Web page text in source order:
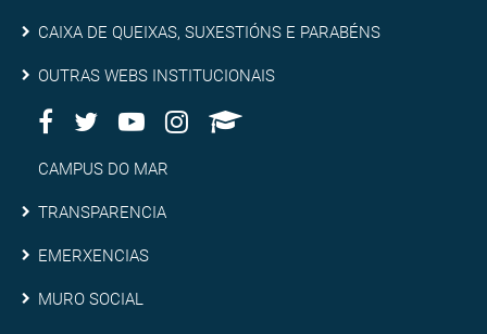
Caixa
de
queixas,
suxestións
e
parabéns
CAIXA DE QUEIXAS, SUXESTIÓNS E PARABÉNS
Outras
webs
institucionais
OUTRAS WEBS INSTITUCIONAIS
Redes
Sociais
Facebook
TwitterYoutubeInstagram
AppleU
Campus
do
Mar
CAMPUS DO MAR
Transparencia
TRANSPARENCIA
Emerxencias
EMERXENCIAS
Muro
MURO SOCIAL